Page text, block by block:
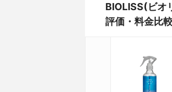
BIOLISS(ビオ
評価・料金比